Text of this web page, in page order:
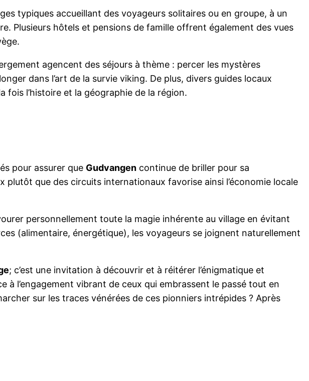
typiques accueillant des voyageurs solitaires ou en groupe, à un
Plusieurs hôtels et pensions de famille offrent également des vues
agencent des séjours à thème : percer les mystères
dans l’art de la survie viking. De plus, divers guides locaux
l’histoire et la géographie de la région.
pour assurer que Gudvangen continue de briller pour sa
que des circuits internationaux favorise ainsi l’économie locale
personnellement toute la magie inhérente au village en évitant
(alimentaire, énergétique), les voyageurs se joignent naturellement
; c’est une invitation à découvrir et à réitérer l’énigmatique et
à l’engagement vibrant de ceux qui embrassent le passé tout en
sur les traces vénérées de ces pionniers intrépides ? Après